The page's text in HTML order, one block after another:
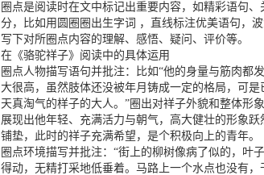
圈点是阅读时在文中标记出重要内容，如精彩语句
分，比如用圆圈圈出生字词 ，直线标注优美语句，
写下对所圈点内容的理解、感悟、疑问、评价等。
在《骆驼祥子》阅读中的具体运用
圈点人物描写语句并批注：比如“他的身量与筋肉都
大很高，虽然肢体还没被年月铸成一定的格局，可
天真淘气的样子的大人。”圈出对祥子外貌和整体形
展现出他年轻、充满活力与朝气，高大健壮的形象
铺垫，此时的祥子充满希望，是个积极向上的青年。
圈点环境描写并批注：“街上的柳树像病了似的，叶
得动，无精打采地低垂着。马路上一个水点也没有